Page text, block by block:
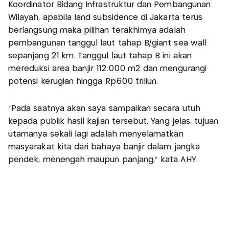
Koordinator Bidang Infrastruktur dan Pembangunan
Wilayah, apabila land subsidence di Jakarta terus
berlangsung maka pilihan terakhirnya adalah
pembangunan tanggul laut tahap B/giant sea wall
sepanjang 21 km. Tanggul laut tahap B ini akan
mereduksi area banjir 112.000 m2 dan mengurangi
potensi kerugian hingga Rp600 triliun.
"Pada saatnya akan saya sampaikan secara utuh
kepada publik hasil kajian tersebut. Yang jelas, tujuan
utamanya sekali lagi adalah menyelamatkan
masyarakat kita dari bahaya banjir dalam jangka
pendek, menengah maupun panjang," kata AHY.